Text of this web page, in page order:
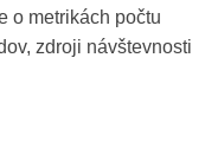
o metrikách počtu
zdroji návštevnosti